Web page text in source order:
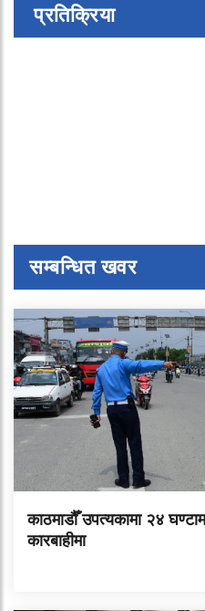
प्रतिक्रिया
सम्बन्धित खवर
काठमाडौँ उपत्यकामा २४
कारबाहीमा